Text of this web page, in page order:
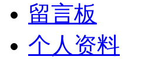
留言板
个人资料